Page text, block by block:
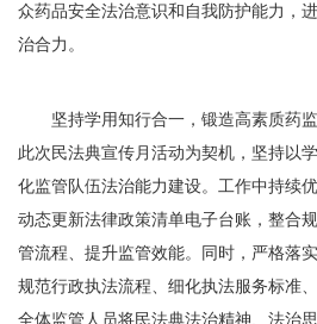
众药品安全法治意识和自我防护能力，
治合力。
坚持学用知行合一，锻造高素质药监
此次民法典宣传月活动为契机，坚持以
化监管队伍法治能力建设。工作中持续
动态更新法律政策清单电子台账，整合
管流程、提升监管效能。同时，严格落
规范行政执法流程、细化执法服务标准
全体监管人员将民法典法治精神、法治